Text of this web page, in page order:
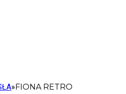
»FIONA RETRO